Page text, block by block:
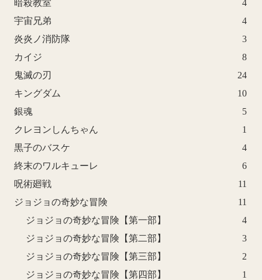
暗殺教室
4
宇宙兄弟
4
炎炎ノ消防隊
3
カイジ
8
鬼滅の刃
24
キングダム
10
銀魂
5
クレヨンしんちゃん
1
黒子のバスケ
4
終末のワルキューレ
6
呪術廻戦
11
ジョジョの奇妙な冒険
11
ジョジョの奇妙な冒険【第一部】
4
ジョジョの奇妙な冒険【第二部】
3
ジョジョの奇妙な冒険【第三部】
2
ジョジョの奇妙な冒険【第四部】
1